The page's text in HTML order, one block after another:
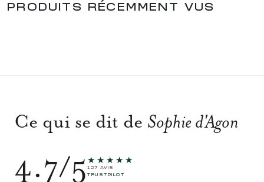
PRODUITS RÉCEMMENT VUS
Ce qui se dit de Sophie d'Agon
4.7/5 ★★★★★
127 AVIS
TRUSTPILOT